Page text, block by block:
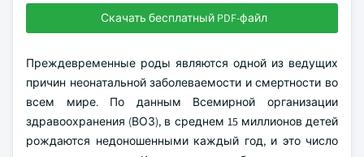
Скачать бесплатный PDF-файл
Преждевременные роды являются одной из ведущих
причин неонатальной заболеваемости и смертности во
всем мире. По данным Всемирной организации
здравоохранения (ВОЗ), в среднем 15 миллионов детей
рождаются недоношенными каждый год, и это число